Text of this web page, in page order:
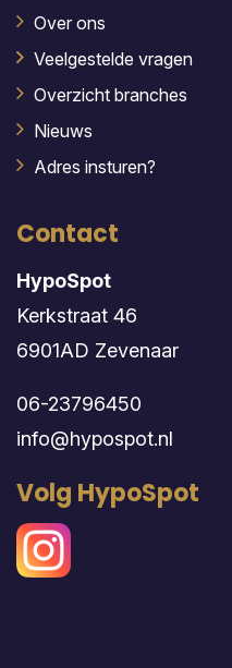
Over ons
Veelgestelde vragen
Overzicht branches
Nieuws
Adres insturen?
Contact
HypoSpot
Kerkstraat 46
6901AD Zevenaar
06-23796450
info@hypospot.nl
Volg HypoSpot